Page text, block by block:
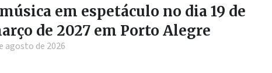
em espetáculo no dia 19 de
de 2027 em Porto Alegre
agosto de 2026